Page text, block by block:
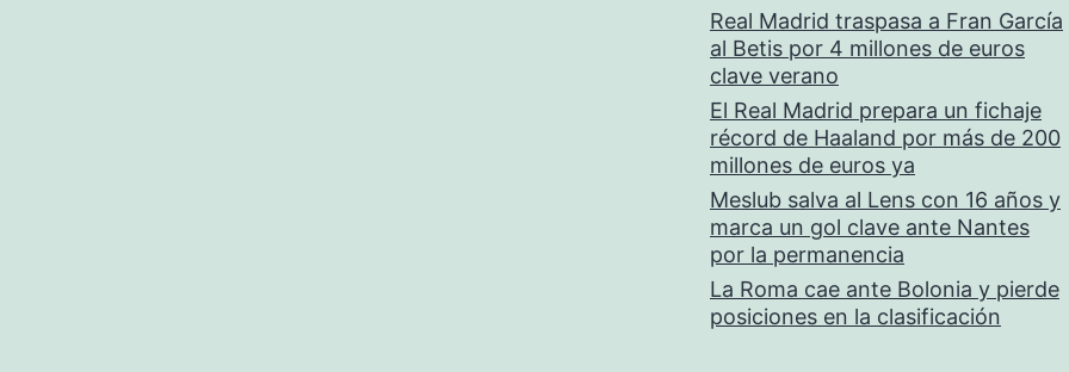
Real Madrid traspasa a Fran García
al Betis por 4 millones de euros
clave verano
El Real Madrid prepara un fichaje
récord de Haaland por más de 200
millones de euros ya
Meslub salva al Lens con 16 años y
marca un gol clave ante Nantes
por la permanencia
La Roma cae ante Bolonia y pierde
posiciones en la clasificación